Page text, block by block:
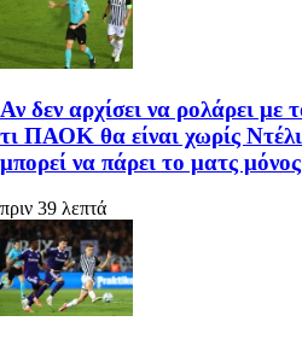
Αν δεν αρχίσει να ρολάρει με
τι ΠΑΟΚ θα είναι χωρίς
μπορεί να πάρει το ματς
πριν 39 λεπτά